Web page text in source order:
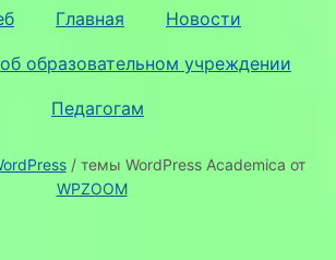
Главная Новости
образовательном учреждении
Педагогам
/ темы WordPress Academica от
WPZOOM